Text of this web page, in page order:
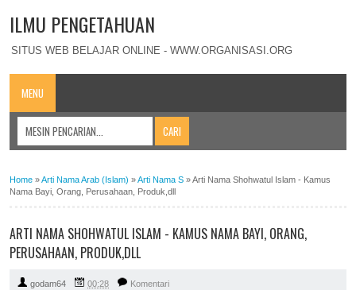
ILMU PENGETAHUAN
SITUS WEB BELAJAR ONLINE - WWW.ORGANISASI.ORG
MENU
Home »Arti Nama Arab (Islam) »Arti Nama S »Arti Nama Shohwatul Islam - Kamus
Nama Bayi, Orang, Perusahaan, Produk,dll
ARTI NAMA SHOHWATUL ISLAM - KAMUS NAMA BAYI, ORANG,
PERUSAHAAN, PRODUK,DLL
godam64 00:28 Komentari